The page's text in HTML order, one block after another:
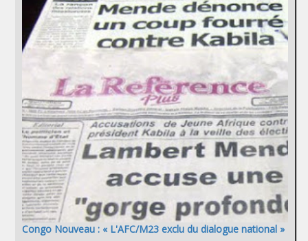
Congo Nouveau : « L'AFC/M23 exclu du dialogue national »